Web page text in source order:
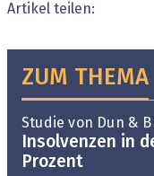
Artikel teilen:
ZUM THEMA
Studie von Dun &
Insolvenzen in
Prozent